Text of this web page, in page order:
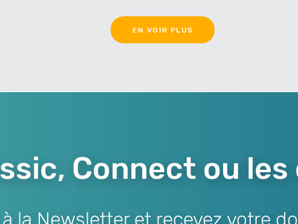
EN VOIR PLUS
Connect ou les
la Newsletter et recevez votre